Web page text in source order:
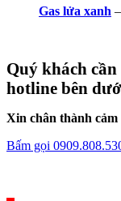
Gas lửa xanh –
Quý khách cần
hotline bên
Xin chân thành cảm
Bấm gọi